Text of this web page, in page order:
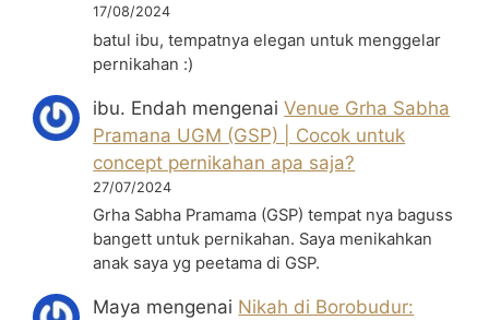
17/08/2024
batul ibu, tempatnya elegan untuk menggelar
pernikahan :)
ibu. Endah mengenaiVenue Grha Sabha
Pramana UGM (GSP) | Cocok untuk
concept pernikahan apa saja?
27/07/2024
Grha Sabha Pramama (GSP) tempat nya baguss
bangett untuk pernikahan. Saya menikahkan
anak saya yg peetama di GSP.
Maya mengenai Nikah di Borobudur: